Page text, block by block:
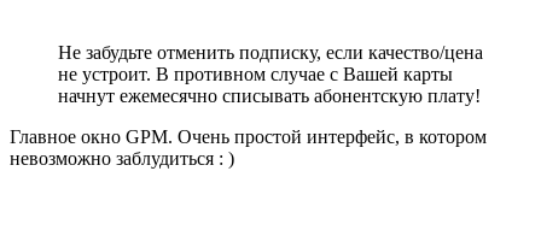
Не забудьте отменить подписку, если качество/цена
не устроит. В противном случае с Вашей карты
начнут ежемесячно списывать абонентскую плату!
Главное окно GPM. Очень простой интерфейс, в котором
невозможно заблудиться : )